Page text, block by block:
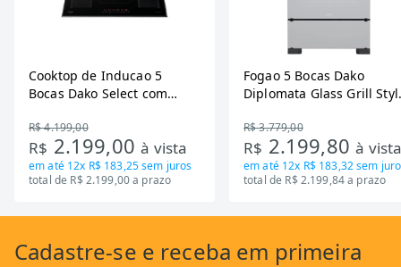
Cooktop de Inducao 5
Bocas Dako Select com
R$ 4.199,00
R$ 2.199,00à vista
em até 12x R$ 183,25sem juros
total de R$ 2.199,00 a prazo
Fogao 5 Bocas Dako
Diplomata Glass Grill
R$ 3.779,00
R$ 2.199,80à
em até 12x R$ 183,32sem
total de R$ 2.199,84 a prazo
Cadastre-se e receba em primeira